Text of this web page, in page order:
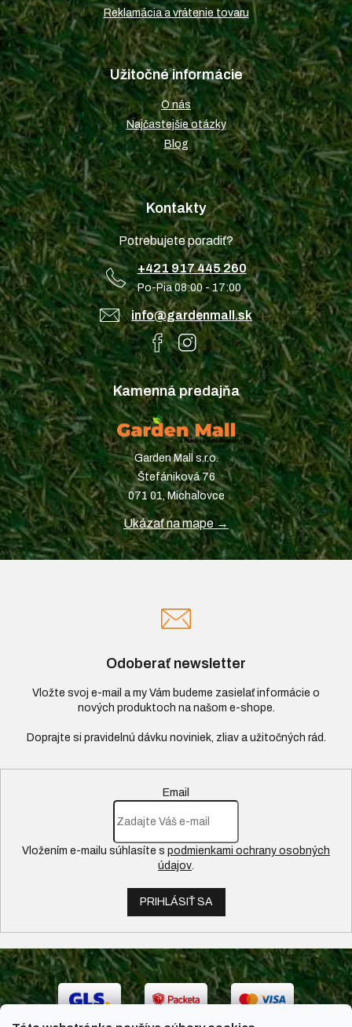
Reklamácia a vrátenie tovaru
Užitočné informácie
O nás
Najčastejšie otázky
Blog
Kontakty
Potrebujete poradiť?
+421 917 445 260
Po-Pia 08:00 - 17:00
info@gardenmall.sk
Kamenná predajňa
Garden Mall s.r.o.
Štefániková 76
071 01, Michalovce
Ukázať na mape →
Odoberať newsletter
Vložte svoj e-mail a my Vám budeme zasielať informácie o
nových produktoch na našom e-shope.
Email
Vložením e-mailu súhlasíte s podmienkami ochrany osobných
údajov.
PRIHLÁSIŤ SA